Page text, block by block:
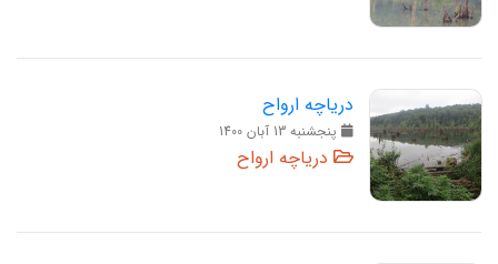
دریاچه ارواح
پنجشنبه 13 آبان 1400
دریاچه ارواح